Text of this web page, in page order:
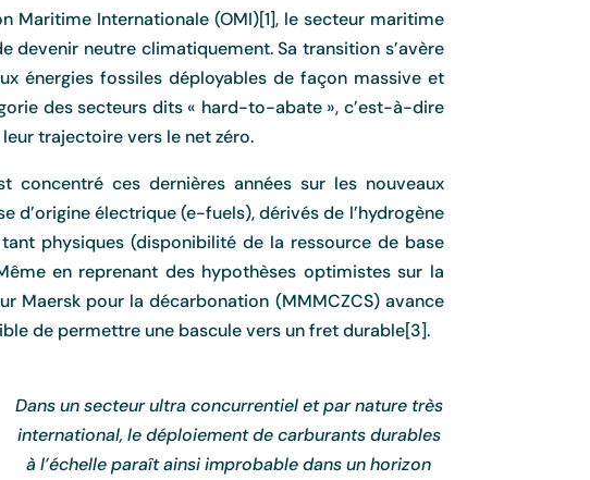
Maritime Internationale (OMI)[1], le secteur maritime
devenir neutre climatiquement. Sa transition s’avère
énergies fossiles déployables de façon massive et
des secteurs dits « hard-to-abate », c’est-à-dire
trajectoire vers le net zéro.
concentré ces dernières années sur les nouveaux
d’origine électrique (e-fuels), dérivés de l’hydrogène
physiques (disponibilité de la ressource de base
en reprenant des hypothèses optimistes sur la
Maersk pour la décarbonation (MMMCZCS) avance
de permettre une bascule vers un fret durable[3].
Dans un secteur ultra concurrentiel et par nature très
international, le déploiement de carburants durables
à l’échelle paraît ainsi improbable dans un horizon